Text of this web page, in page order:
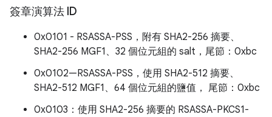
簽章演算法 ID
0x0101 - RSASSA-PSS，附有 SHA2-256 摘要、
SHA2-256 MGF1、32 個位元組的 salt，尾節：0xbc
0x0102—RSASSA-PSS，使用 SHA2-512 摘要、
SHA2-512 MGF1、64 個位元組的鹽值， 尾節：0xbc
0x0103：使用 SHA2-256 摘要的 RSASSA-PKCS1-